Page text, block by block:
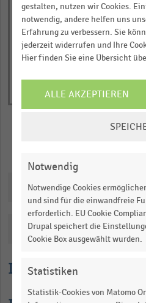
Lesehilfe
axis
displaying
Anzahl
Auszubildenden
(absolut).
Range:
View
data
table.
End
interactive
chart
gestalten, nutzen wir Cookies.
notwendig, andere helfen uns
Erfahrung zu verbessern. Sie
jederzeit widerrufen und Ihre
Hier finden Sie eine Übersicht
ALLE AKZEPTIEREN
Notwendig
Notwendige Cookies
und sind für die einwandfreie
erforderlich. EU Cookie
Drupal speichert die
Cookie Box ausgewählt wurden.
Statistiken
Statistik-Cookies von Matomo